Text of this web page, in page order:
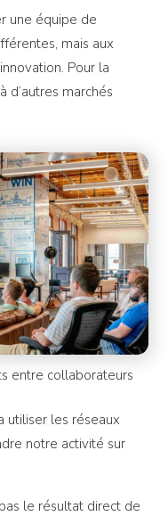
une équipe de
mais aux
Pour la
d’autres marchés
entre collaborateurs
utiliser les réseaux
notre activité sur
le résultat direct de